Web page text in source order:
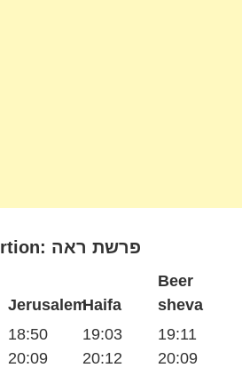
Weekly Torah Portion: פרשת ראה
Jerusalem
18:50
20:09
Haifa
19:03
20:12
Beer
sheva
19:11
20:09